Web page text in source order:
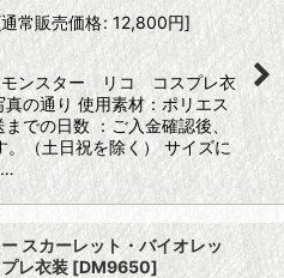
通常販売価格: 12,800円]
モンスター リコ コスプレ衣
の通り 使用素材：ポリエス
での日数 ：ご入金確認後、
。（土日祝を除く） サイズに
スカーレット・バイオレッ
レ衣装[DM9650]